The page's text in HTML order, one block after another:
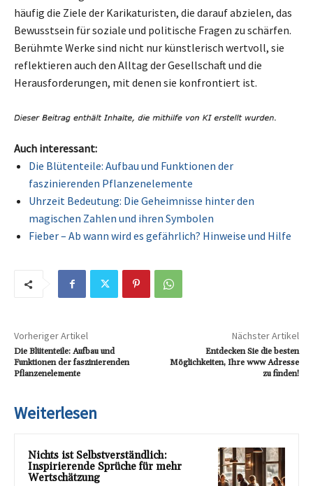
häufig die Ziele der Karikaturisten, die darauf abzielen, das
Bewusstsein für soziale und politische Fragen zu schärfen.
Berühmte Werke sind nicht nur künstlerisch wertvoll, sie
reflektieren auch den Alltag der Gesellschaft und die
Herausforderungen, mit denen sie konfrontiert ist.
Auch interessant:
Die Blütenteile: Aufbau und Funktionen der
faszinierenden Pflanzenelemente
Uhrzeit Bedeutung: Die Geheimnisse hinter den
magischen Zahlen und ihren Symbolen
Fieber – Ab wann wird es gefährlich? Hinweise und Hilfe
Vorheriger Artikel
Die Blütenteile: Aufbau und
Funktionen der faszinierenden
Pflanzenelemente
Nächster Artikel
Entdecken Sie die besten
Möglichkeiten, Ihre www Adresse
zu finden!
Weiterlesen
Nichts ist Selbstverständlich:
Inspirierende Sprüche für mehr
Wertschätzung